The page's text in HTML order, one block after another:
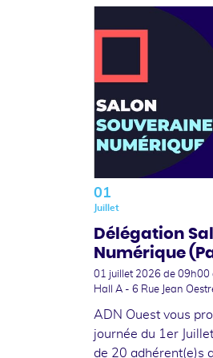
01
Juillet
Délégation
Numérique
01 juillet 2026 de 09h00
Hall A - 6 Rue Jean
ADN Ouest vous
journée du 1er
de 20 adhérent(e)s